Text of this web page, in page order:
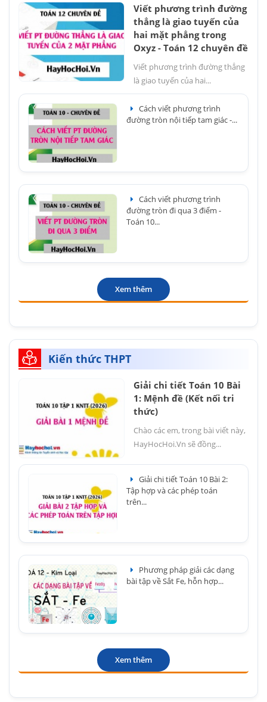
Viết phương trình đường
thẳng là giao tuyến của
hai mặt phẳng trong
Oxyz - Toán 12 chuyên đề
Viết phương trình đường thẳng
là giao tuyến của hai...
Cách viết phương trình
đường tròn nội tiếp tam giác -...
Cách viết phương trình
đường tròn đi qua 3 điểm -
Toán 10...
Xem thêm
Kiến thức THPT
Giải chi tiết Toán 10 Bài
1: Mệnh đề (Kết nối tri
thức)
Chào các em, trong bài viết này,
HayHocHoi.Vn sẽ đồng...
Giải chi tiết Toán 10 Bài 2:
Tập hợp và các phép toán
trên...
Phương pháp giải các dạng
bài tập về Sắt Fe, hỗn hợp...
Xem thêm